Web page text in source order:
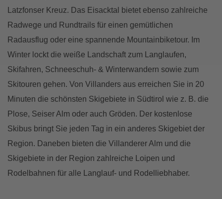
Latzfonser Kreuz. Das Eisacktal bietet ebenso zahlreiche
Radwege und Rundtrails für einen gemütlichen
Radausflug oder eine spannende Mountainbiketour. Im
Winter lockt die weiße Landschaft zum Langlaufen,
Skifahren, Schneeschuh- & Winterwandern sowie zum
Skitouren gehen. Von Villanders aus erreichen Sie in 20
Minuten die schönsten Skigebiete in Südtirol wie z. B. die
Plose, Seiser Alm oder auch Gröden. Der kostenlose
Skibus bringt Sie jeden Tag in ein anderes Skigebiet der
Region. Daneben bieten die Villanderer Alm und die
Skigebiete in der Region zahlreiche Loipen und
Rodelbahnen für alle Langlauf- und Rodelliebhaber.